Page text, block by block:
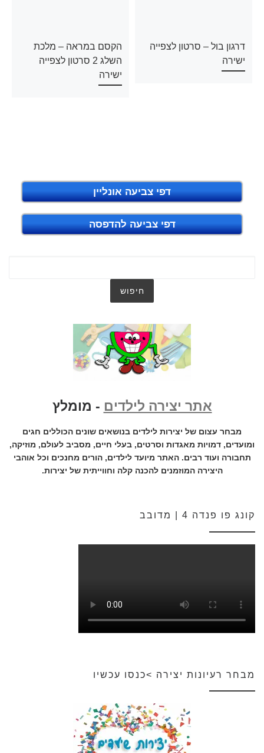
דרגון בול – סרטון לצפייה
ישירה
הקסם במראה – מלכת
השלג 2 סרטון לצפייה
ישירה
דפי צביעה אונליין
דפי צביעה להדפסה
אתר יצירה לילדים - מומלץ
מבחר עצום של יצירות לילדים בנושאים שונים הכוללים חגים
ומועדים, דמויות מאגדות וסרטים, בעלי חיים, מסביב לעולם, מוזיקה,
תחבורה ועוד רבים. האתר מיועד לילדים, הורים מחנכים וכל אוהבי
היצירה המוזמנים להכנה קלה וחווייתית של יצירות.
קונג פו פנדה 4 | מדובב
מבחר רעיונות יצירה >כנסו עכשיו